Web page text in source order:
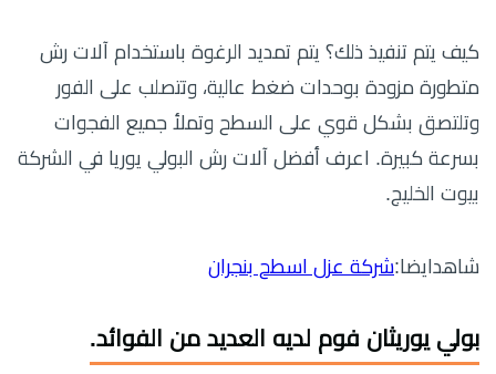
كيف يتم تنفيذ ذلك؟ يتم تمديد الرغوة باستخدام آلات رش
متطورة مزودة بوحدات ضغط عالية، وتتصلب على الفور
وتلتصق بشكل قوي على السطح وتملأ جميع الفجوات
بسرعة كبيرة. اعرف أفضل آلات رش البولي يوريا في الشركة
بيوت الخليج.
شاهدايضا:شركة عزل اسطح بنجران
بولي يوريثان فوم لديه العديد من الفوائد.